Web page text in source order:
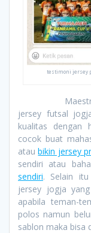
testimoni jersey
Maestro
jersey futsal
kualitas dengan
cocok buat
ataubikin jersey
sendiri atau
sendiri. Selain
jersey jogja
apabila teman-
polos namun
sablon maka bisa